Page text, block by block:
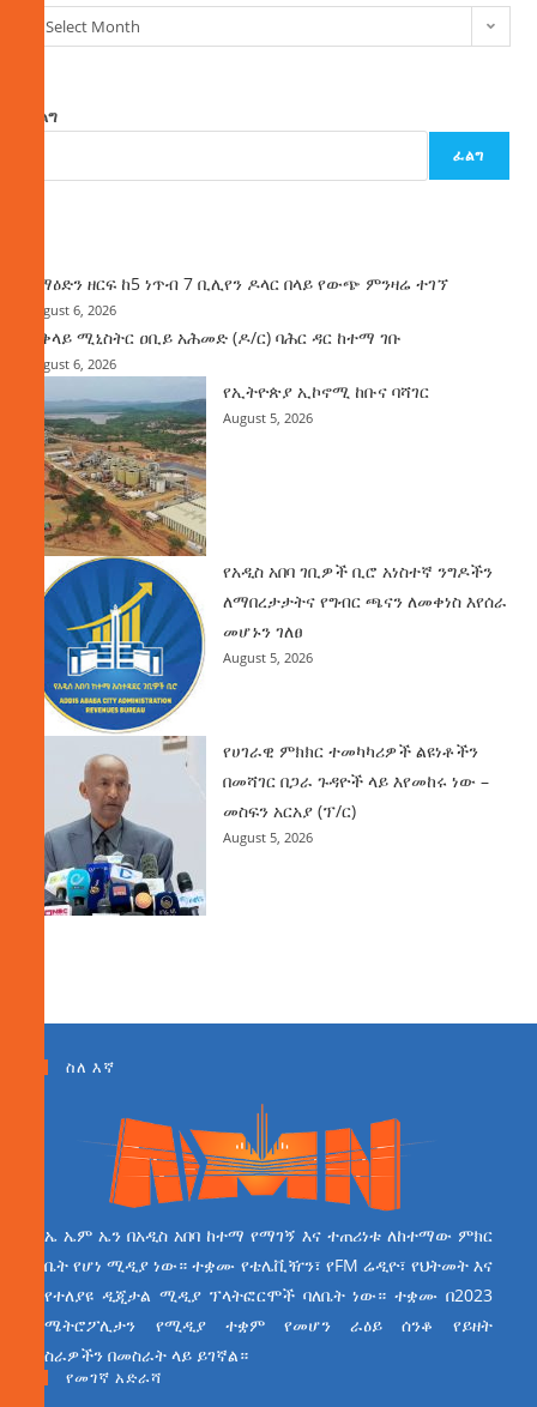
Select Month
ፈልግ
ፈልግ
ከማዕድን ዘርፍ ከ5 ነጥብ 7 ቢሊየን ዶላር በላይ የውጭ ምንዛሬ ተገኘ
August 6, 2026
ጠቅላይ ሚኒስትር ዐቢይ አሕመድ (ዶ/ር) ባሕር ዳር ከተማ ገቡ
August 6, 2026
የኢትዮጵያ ኢኮኖሚ ከቡና ባሻገር
August 5, 2026
የአዲስ አበባ ገቢዎች ቢሮ አነስተኛ ንግዶችን
ለማበረታታትና የግብር ጫናን ለመቀነስ እየሰራ
መሆኑን ገለፀ
August 5, 2026
የሀገራዊ ምክክር ተመካካሪዎች ልዩነቶችን
በመሻገር በጋራ ጉዳዮች ላይ እየመከሩ ነው –
መስፍን አርአያ (ፕ/ር)
August 5, 2026
ስለ እኛ
ኤ ኤም ኤን በአዲስ አበባ ከተማ የማገኝ እና ተጠሪነቱ ለከተማው ምክር
ቤት የሆነ ሚዲያ ነው። ተቋሙ የቴሌቪዥን፣ የFM ሬዲዮ፣ የህትመት እና
የተለያዩ ዲጂታል ሚዲያ ፕላትፎርሞች ባለቤት ነው። ተቋሙ በ2023
ሜትሮፖሊታን የሚዲያ ተቋም የመሆን ራዕይ ሰንቆ የይዘት
ስራዎችን በመስራት ላይ ይገኛል።
የመገኛ አድራሻ